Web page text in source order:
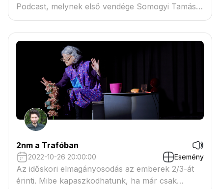
Podcast, melynek első vendége Somogyi Tamás
volt.
2nm a Trafóban
2022-10-26 20:00:00 Esemény
Az időskori elmagányosodás az emberek 2/3-át
érinti. Mibe kapaszkodhatunk, ha már csak